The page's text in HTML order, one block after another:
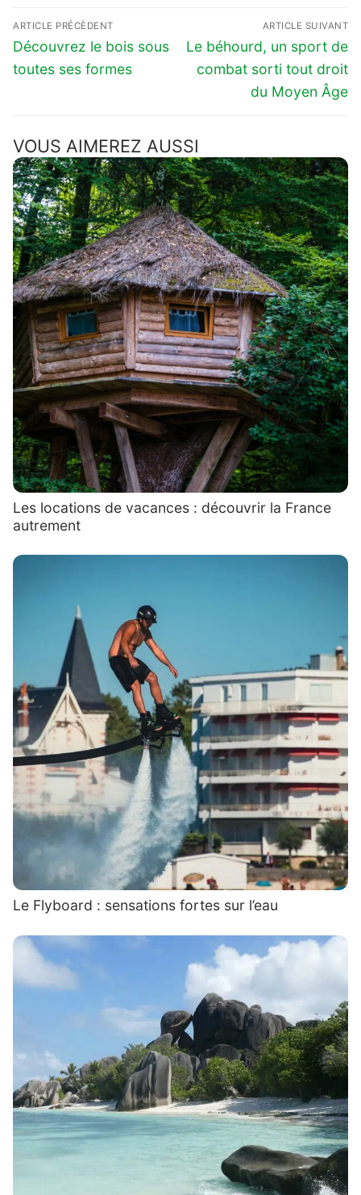
Navigation
de
l’article
ARTICLE PRÉCÈDENT
Previous
post:
Découvrez le bois sous
toutes ses formes
ARTICLE SUIVANT
Next
post:
Le béhourd, un sport de
combat sorti tout droit
du Moyen Âge
VOUS AIMEREZ AUSSI
Les locations de vacances : découvrir la France
autrement
Le Flyboard : sensations fortes sur l’eau